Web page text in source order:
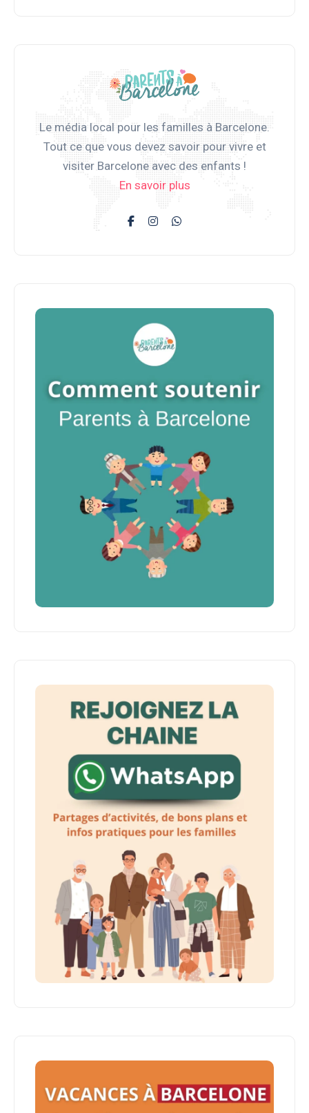
Le média local pour les familles à Barcelone.
Tout ce que vous devez savoir pour vivre et
visiter Barcelone avec des enfants !
En savoir plus